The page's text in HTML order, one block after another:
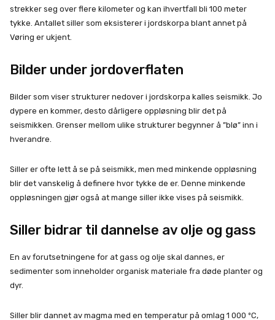
strekker seg over flere kilometer og kan ihvertfall bli 100 meter
tykke. Antallet siller som eksisterer i jordskorpa blant annet på
Vøring er ukjent.
Bilder under jordoverflaten
Bilder som viser strukturer nedover i jordskorpa kalles seismikk. Jo
dypere en kommer, desto dårligere oppløsning blir det på
seismikken. Grenser mellom ulike strukturer begynner å ”blø” inn i
hverandre.
Siller er ofte lett å se på seismikk, men med minkende oppløsning
blir det vanskelig å definere hvor tykke de er. Denne minkende
oppløsningen gjør også at mange siller ikke vises på seismikk.
Siller bidrar til dannelse av olje og gass
En av forutsetningene for at gass og olje skal dannes, er
sedimenter som inneholder organisk materiale fra døde planter og
dyr.
Siller blir dannet av magma med en temperatur på omlag 1 000 ºC,